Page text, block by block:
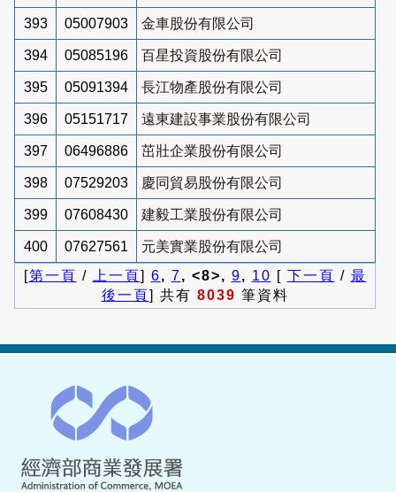
393 05007903 金車股份有限公司
394 05085196 百星投資股份有限公司
395 05091394 長江物產股份有限公司
396 05151717 遠東建設事業股份有限公司
397 06496886 茁壯企業股份有限公司
398 07529203 慶同貿易股份有限公司
399 07608430 建毅工業股份有限公司
400 07627561
元美實業股份有限公司
[第一頁 / 上一頁] 6, 7, <8>, 9, 10 [ 下一頁 / 最
後一頁] 共有 8039 筆資料